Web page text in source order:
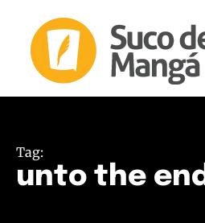
Tag:
unto the end